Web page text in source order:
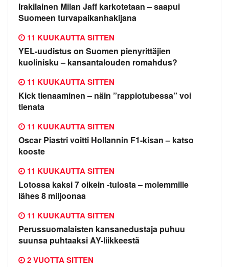
Irakilainen Milan Jaff karkotetaan – saapui
Suomeen turvapaikanhakijana
YEL-uudistus on Suomen pienyrittäjien
kuolinisku – kansantalouden romahdus?
11 KUUKAUTTA SITTEN
Kick tienaaminen – näin ”rappiotubessa” voi
tienata
11 KUUKAUTTA SITTEN
Oscar Piastri voitti Hollannin F1-kisan – katso
kooste
11 KUUKAUTTA SITTEN
Lotossa kaksi 7 oikein -tulosta – molemmille
lähes 8 miljoonaa
11 KUUKAUTTA SITTEN
Perussuomalaisten kansanedustaja puhuu
suunsa puhtaaksi AY-liikkeestä
11 KUUKAUTTA SITTEN
2 VUOTTA SITTEN